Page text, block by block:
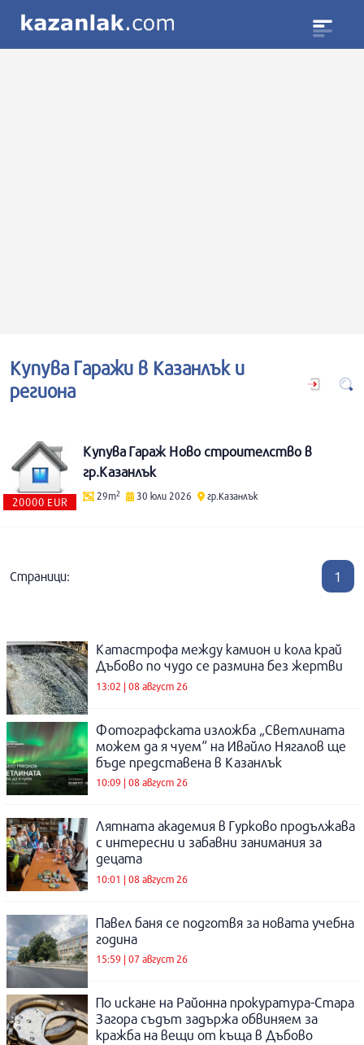
Купува Гаражи в Казанлък и
региона
20000 EUR
Купува Гараж Ново строителство в
гр.Казанлък
29m2 30 юли 2026 гр.Казанлък
Страници: 1
Катастрофа между камион и кола край
Дъбово по чудо се размина без жертви
13:02 | 08 август 26
Фотографската изложба „Светлината
можем да я чуем“ на Ивайло Нягалов ще
бъде представена в Казанлък
10:09 | 08 август 26
Лятната академия в Гурково продължава
с интересни и забавни занимания за
децата
10:01 | 08 август 26
Павел баня се подготвя за новата учебна
година
15:59 | 07 август 26
По искане на Районна прокуратура-Стара
Загора съдът задържа обвиняем за
кражба на вещи от къща в Дъбово